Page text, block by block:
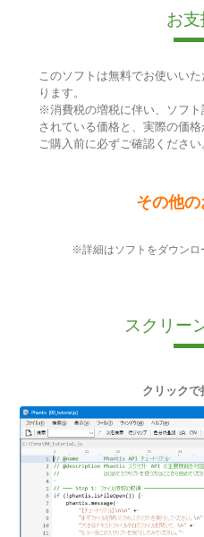
お
このソフトは無料でお使いい
ります。
※消費税の増税に伴い、ソフ
されている価格と、実際の価格
ご購入前に必ずご確認ください
その他
※詳細はソフトをダウンロ
スクリー
クリックで